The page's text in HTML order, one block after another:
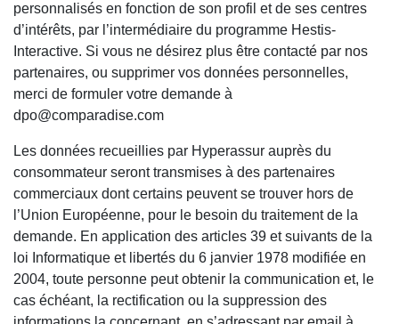
personnalisés en fonction de son profil et de ses centres
d’intérêts, par l’intermédiaire du programme Hestis-
Interactive. Si vous ne désirez plus être contacté par nos
partenaires, ou supprimer vos données personnelles,
merci de formuler votre demande à
dpo@comparadise.com
Les données recueillies par Hyperassur auprès du
consommateur seront transmises à des partenaires
commerciaux dont certains peuvent se trouver hors de
l’Union Européenne, pour le besoin du traitement de la
demande. En application des articles 39 et suivants de la
loi Informatique et libertés du 6 janvier 1978 modifiée en
2004, toute personne peut obtenir la communication et, le
cas échéant, la rectification ou la suppression des